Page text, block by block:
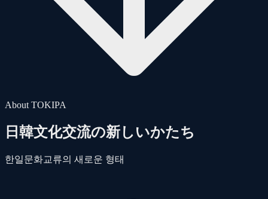
About TOKIPA
日韓文化交流の新しいかたち
한일문화교류의 새로운 형태